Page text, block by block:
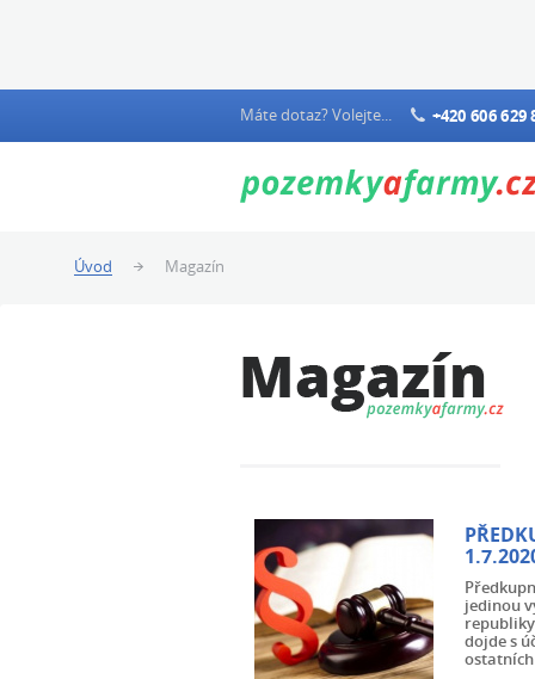
Máte dotaz? Volejte... +420 606 629
Úvod Magazín
jedinou
dojde s